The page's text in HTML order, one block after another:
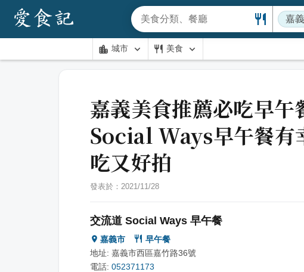
嘉
城市 美食
嘉義美食推薦必吃早午
Social Ways早午餐
吃又好拍
發表於： 2021/11/28
交流道 Social Ways 早午餐
嘉義市
早午餐
地址: 嘉義市西區嘉竹路36號
電話: 052371173